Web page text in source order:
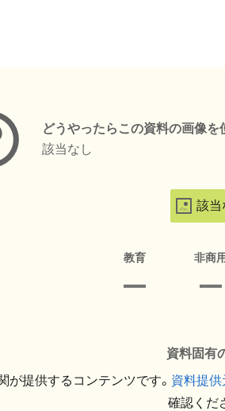
どうやったらこの資料の画像を
該当なし
該当
教育 非商用
資料固有
が提供するコンテンツです。 資料提
確認くだ